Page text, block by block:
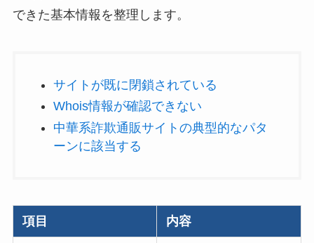
できた基本情報を整理します。
サイトが既に閉鎖されている
Whois情報が確認できない
中華系詐欺通販サイトの典型的なパタ
ーンに該当する
項目 内容